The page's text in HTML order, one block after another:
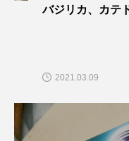
バジリカ、カテ
2021.03.09